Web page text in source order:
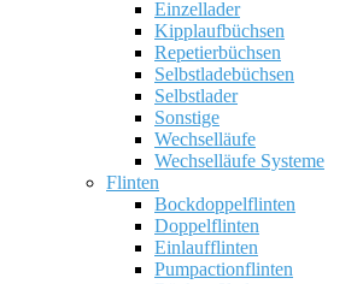
Einzellader
Kipplaufbüchsen
Repetierbüchsen
Selbstladebüchsen
Selbstlader
Sonstige
Wechselläufe
Wechselläufe Systeme
Flinten
Bockdoppelflinten
Doppelflinten
Einlaufflinten
Pumpactionflinten